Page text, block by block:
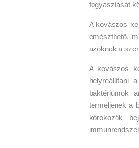
fogyasztását
A kovászos
emészthető,
azoknak a
A kovászos
helyreállítani
baktériumok
termeljenek a
kórokozók